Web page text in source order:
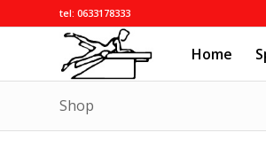
tel: 0633178333
Home
Shop